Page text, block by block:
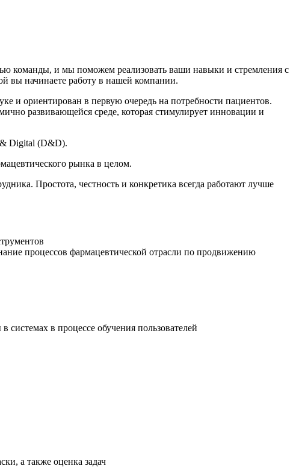
команды, и мы поможем реализовать ваши навыки и стремления с
вы начинаете работу в нашей компании.
и ориентирован в первую очередь на потребности пациентов.
развивающейся среде, которая стимулирует инновации и
& Digital (D&D).
рынка в целом.
Простота, честность и конкретика всегда работают лучше
процессов фармацевтической отрасли по продвижению
в процессе обучения пользователей
а также оценка задач